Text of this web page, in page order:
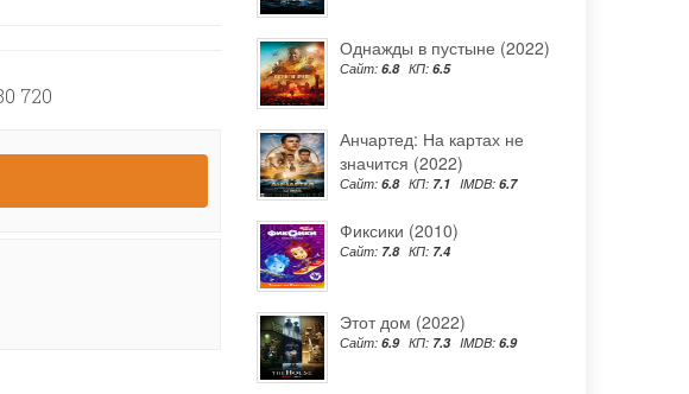
720
Однажды в пустыне (2022)
Сайт: 6.8 КП: 6.5
Анчартед: На картах не
значится (2022)
Сайт: 6.8 КП: 7.1 IMDB: 6.7
Фиксики (2010)
Сайт: 7.8 КП: 7.4
Этот дом (2022)
Сайт: 6.9 КП: 7.3 IMDB: 6.9